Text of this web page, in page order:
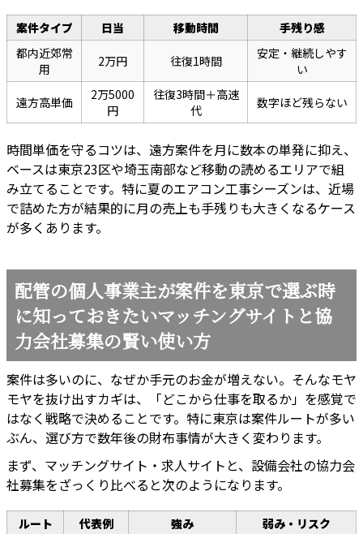
案件タイプ 日当 移動時間
手残り感
都内近郊常
用
2万円 往復1時間
安定・継続しやす
い
遠方高単価
2万5000
円
往復3時間＋高速
代
数字ほど残らない
時間単価を守るコツは、遠方案件を月に数本の単発に抑え、
ベースは東京23区や埼玉南部など移動の読めるエリアで組
み立てることです。特に夏のエアコン工事シーズンは、近場
で詰めた方が結果的に月の売上も手残りも大きくなるケース
が多くあります。
配管の個人事業主が案件を東京で選ぶ時
に知っておきたいマッチングサイトと協
力会社募集の賢い使い方
案件は多いのに、なぜか手元のお金が増えない。そんなモヤ
モヤを抜け出すカギは、「どこから仕事を取るか」を感覚で
はなく戦略で決めることです。特に東京は案件ルートが多い
ぶん、選び方で数年後の財布事情が大きく変わります。
まず、マッチングサイト・求人サイトと、設備会社の協力会
社募集をざっくり比べると次のようになります。
ルート 代表例 強み 弱み・リスク